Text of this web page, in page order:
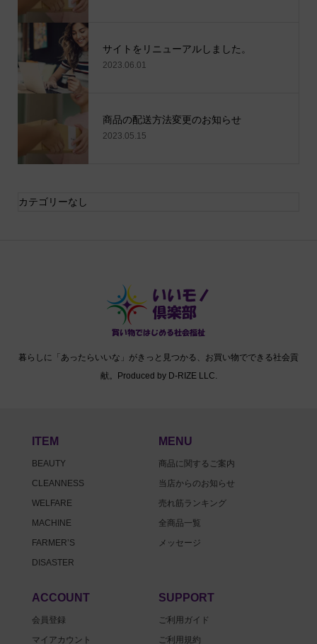
サイトをリニューアルしました。
2023.06.01
商品の配送方法変更のお知らせ
2023.05.15
カテゴリーなし
暮らしに「あったらいいな」がきっと見つかる、お買い物でできる社会貢
献。Produced by D-RIZE LLC.
ITEM
BEAUTY
CLEANNESS
WELFARE
MACHINE
FARMER’S
DISASTER
MENU
商品に関するご案内
当店からのお知らせ
売れ筋ランキング
全商品一覧
メッセージ
ACCOUNT
会員登録
マイアカウント
SUPPORT
ご利用ガイド
ご利用規約